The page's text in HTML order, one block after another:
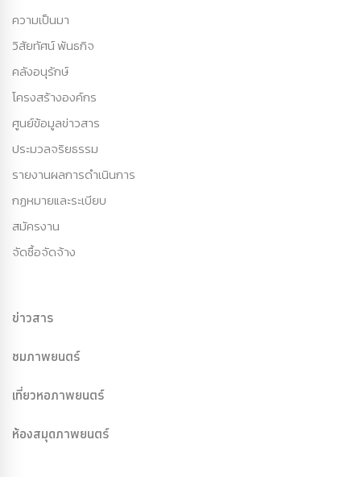
ความเป็นมา
วิสัยทัศน์ พันธกิจ
คลังอนุรักษ์
โครงสร้างองค์กร
ศูนย์ข้อมูลข่าวสาร
ประมวลจริยธรรม
รายงานผลการดำเนินการ
กฏหมายและระเบียบ
สมัครงาน
จัดซื้อจัดจ้าง
ข่าวสาร
ชมภาพยนตร์
เที่ยวหอภาพยนตร์
ห้องสมุดภาพยนตร์